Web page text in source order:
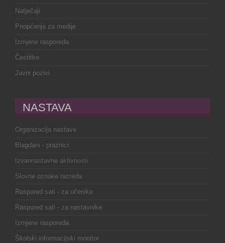
Natječaji
Priopćenja za medije
Izmjene rasporeda
Čestitke
Javni pozivi
NASTAVA
Organizacija nastave
Blagdani - praznici
Izvannastavne aktivnosti
Slovne oznake razreda
Raspored sati - za učenike
Raspored sati - za nastavnike
Izmjene rasporeda
Školski informacijski monitor